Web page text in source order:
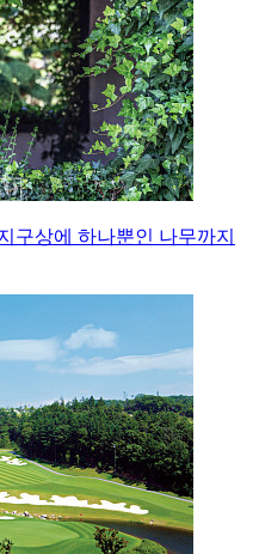
구상에 하나뿐인 나무까지